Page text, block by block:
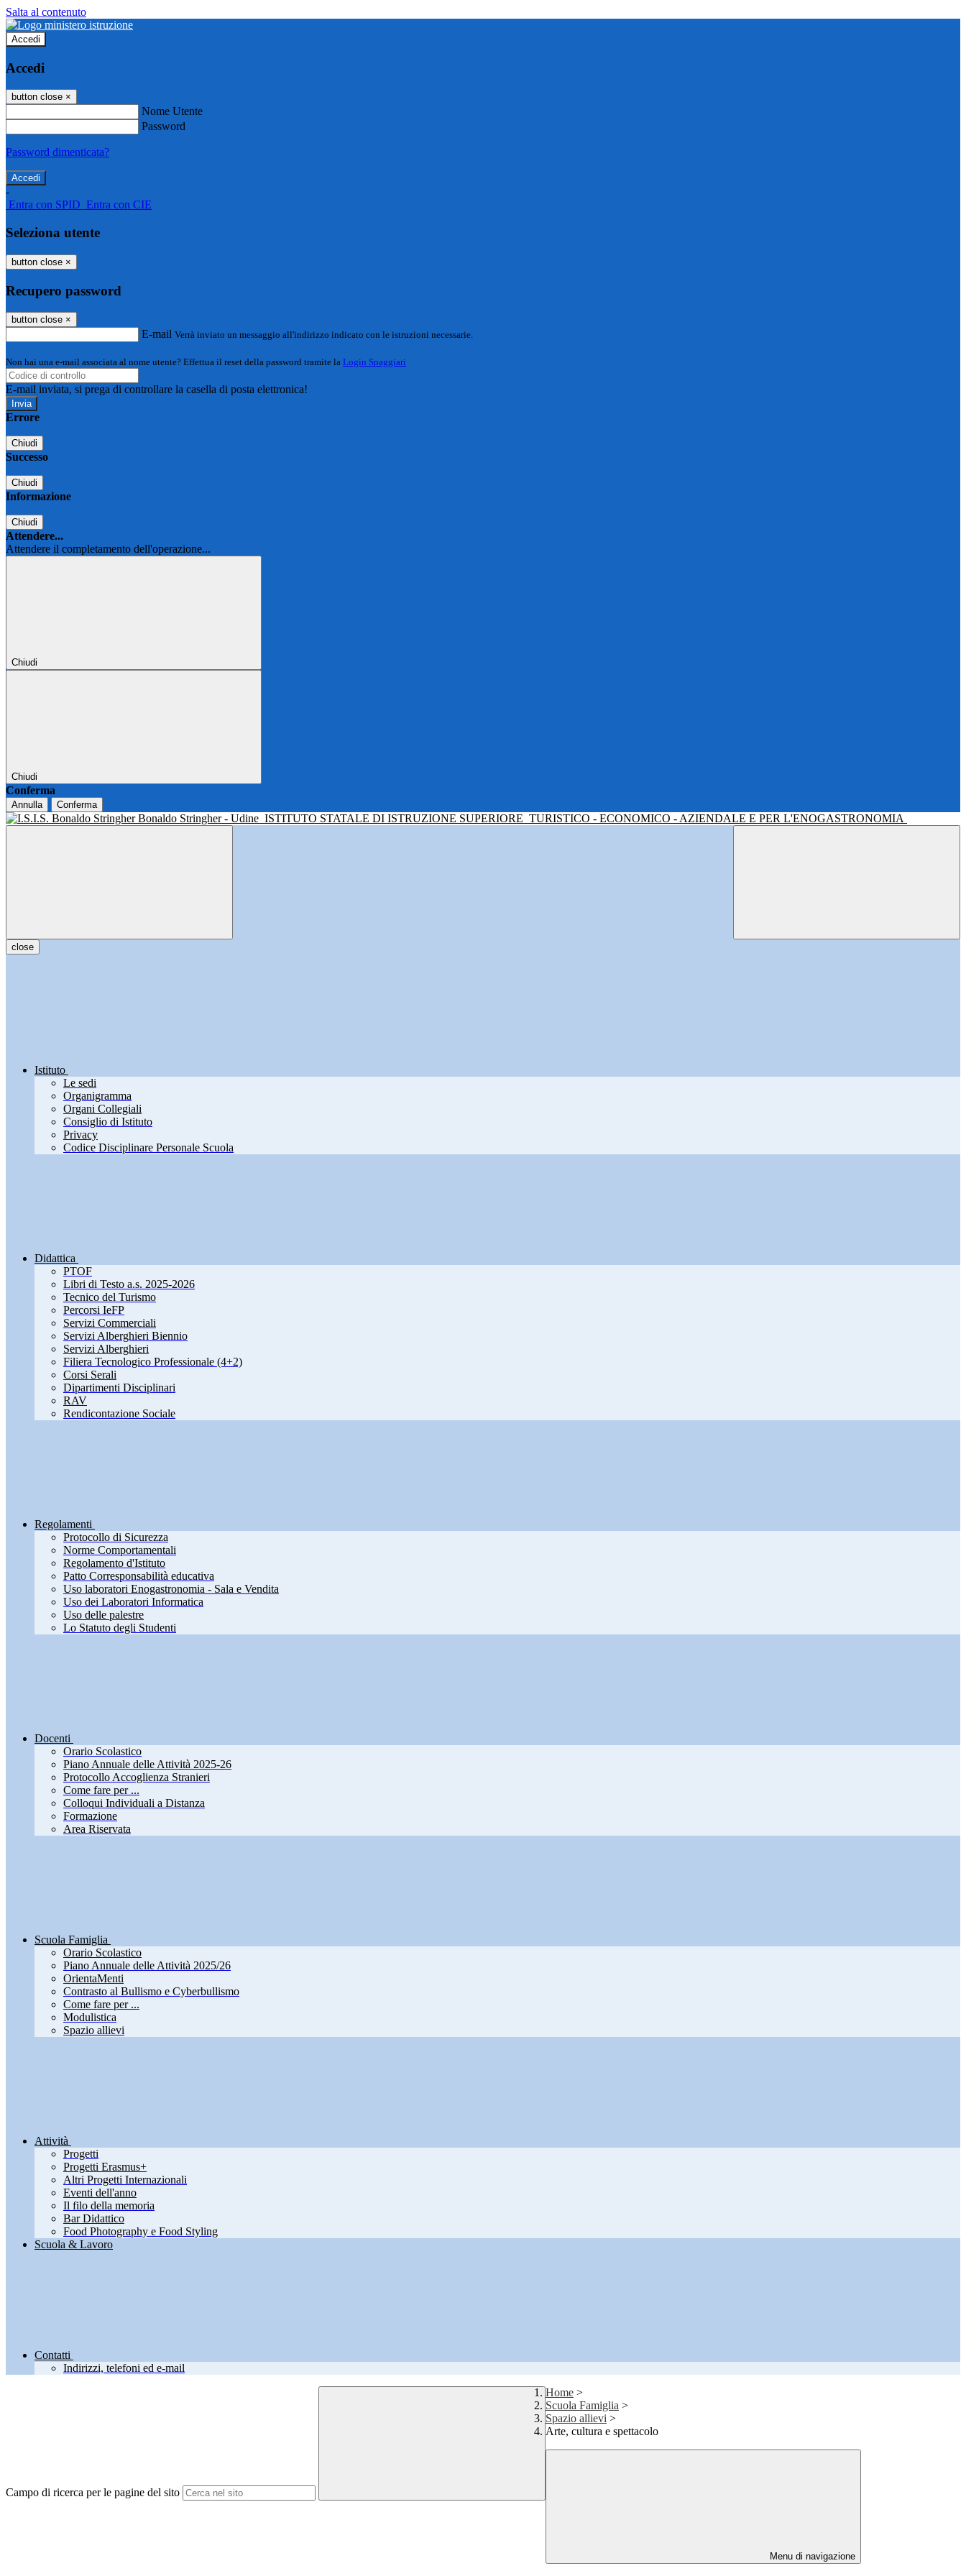
Salta al contenuto
Accedi
Accedi
button close ×
Nome Utente
Password
Password dimenticata?
-
Entra con SPID Entra con CIE
Seleziona utente
button close ×
Recupero password
button close ×
E-mail Verrà inviato un messaggio all'indirizzo indicato con le istruzioni necessarie.
Non hai una e-mail associata al nome utente? Effettua il reset della password tramite la Login Spaggiari
E-mail inviata, si prega di controllare la casella di posta elettronica!
Errore
Chiudi
Successo
Chiudi
Informazione
Chiudi
Attendere...
Attendere il completamento dell'operazione...
Chiudi
Chiudi
Conferma
Annulla Conferma
Bonaldo Stringher - Udine ISTITUTO STATALE DI ISTRUZIONE SUPERIORE TURISTICO - ECONOMICO - AZIENDALE E PER L'ENOGASTRONOMIA
close
Istituto
Le sedi
Organigramma
Organi Collegiali
Consiglio di Istituto
Privacy
Codice Disciplinare Personale Scuola
Didattica
PTOF
Libri di Testo a.s. 2025-2026
Tecnico del Turismo
Percorsi IeFP
Servizi Commerciali
Servizi Alberghieri Biennio
Servizi Alberghieri
Filiera Tecnologico Professionale (4+2)
Corsi Serali
Dipartimenti Disciplinari
RAV
Rendicontazione Sociale
Regolamenti
Protocollo di Sicurezza
Norme Comportamentali
Regolamento d'Istituto
Patto Corresponsabilità educativa
Uso laboratori Enogastronomia - Sala e Vendita
Uso dei Laboratori Informatica
Uso delle palestre
Lo Statuto degli Studenti
Docenti
Orario Scolastico
Piano Annuale delle Attività 2025-26
Protocollo Accoglienza Stranieri
Come fare per ...
Colloqui Individuali a Distanza
Formazione
Area Riservata
Scuola Famiglia
Orario Scolastico
Piano Annuale delle Attività 2025/26
OrientaMenti
Contrasto al Bullismo e Cyberbullismo
Come fare per ...
Modulistica
Spazio allievi
Attività
Progetti
Progetti Erasmus+
Altri Progetti Internazionali
Eventi dell'anno
Il filo della memoria
Bar Didattico
Food Photography e Food Styling
Scuola & Lavoro
Contatti
Indirizzi, telefoni ed e-mail
Campo di ricerca per le pagine del sito
Home >
Scuola Famiglia >
Spazio allievi >
Arte, cultura e spettacolo
Menu di navigazione